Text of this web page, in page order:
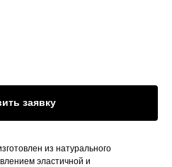
заявку
из натурального
эластичной и